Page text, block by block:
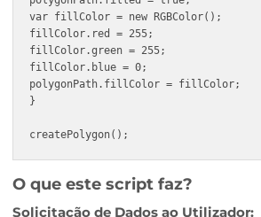
// Fechar o caminho
polygonPath.closed = true;
// Definir a aparência do polígono
polygonPath.stroked = true;
polygonPath.strokeWidth = 2;
black.red = 0;
black.green = 0;
black.blue = 0;
polygonPath.strokeColor = black;